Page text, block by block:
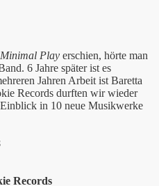
Minimal Play erschien, hörte man
6 Jahre später ist es
Jahren Arbeit ist Baretta
Records durften wir wieder
in 10 neue Musikwerke
Records